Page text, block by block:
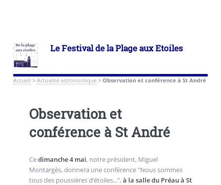
Le Festival de la Plage aux Etoiles
Accueil > Actualité astronomique> Observation et conférence à St André
Observation et
conférence à St André
Cedimanche 4 mai, notre président, Miguel
Montargès, donnera une conférence "Nous sommes
tous des poussières d’étoiles...", à la salle du Préau à St